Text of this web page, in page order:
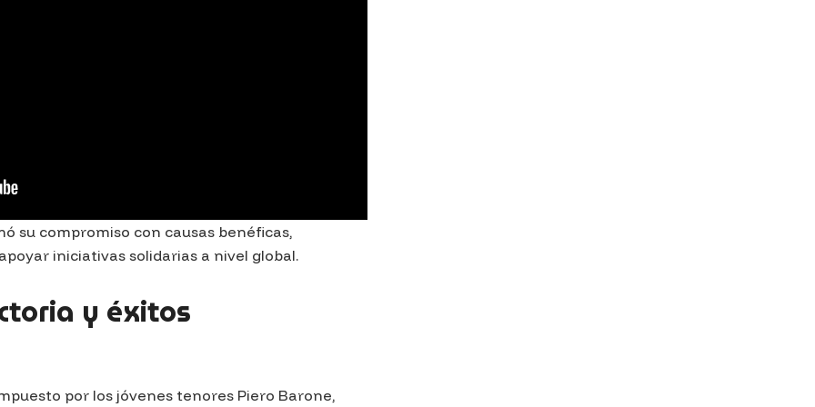
su compromiso con causas benéficas,
iniciativas solidarias a nivel global.
y éxitos
por los jóvenes tenores Piero Barone,